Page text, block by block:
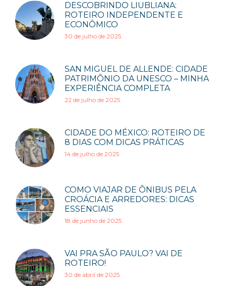
DESCOBRINDO LIUBLIANA:
ROTEIRO INDEPENDENTE E
ECONÔMICO
30 de julho de 2025
SAN MIGUEL DE ALLENDE: CIDADE
PATRIMÔNIO DA UNESCO – MINHA
EXPERIÊNCIA COMPLETA
22 de julho de 2025
CIDADE DO MÉXICO: ROTEIRO DE
8 DIAS COM DICAS PRÁTICAS
14 de julho de 2025
COMO VIAJAR DE ÔNIBUS PELA
CROÁCIA E ARREDORES: DICAS
ESSENCIAIS
18 de junho de 2025
VAI PRA SÃO PAULO? VAI DE
ROTEIRO!
30 de abril de 2025